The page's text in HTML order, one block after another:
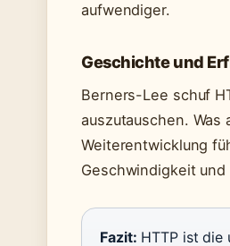
aufwendiger.
Geschichte und
Berners-Lee schuf
auszutauschen. Was
Weiterentwicklung
Geschwindigkeit
Fazit: HTTP ist die